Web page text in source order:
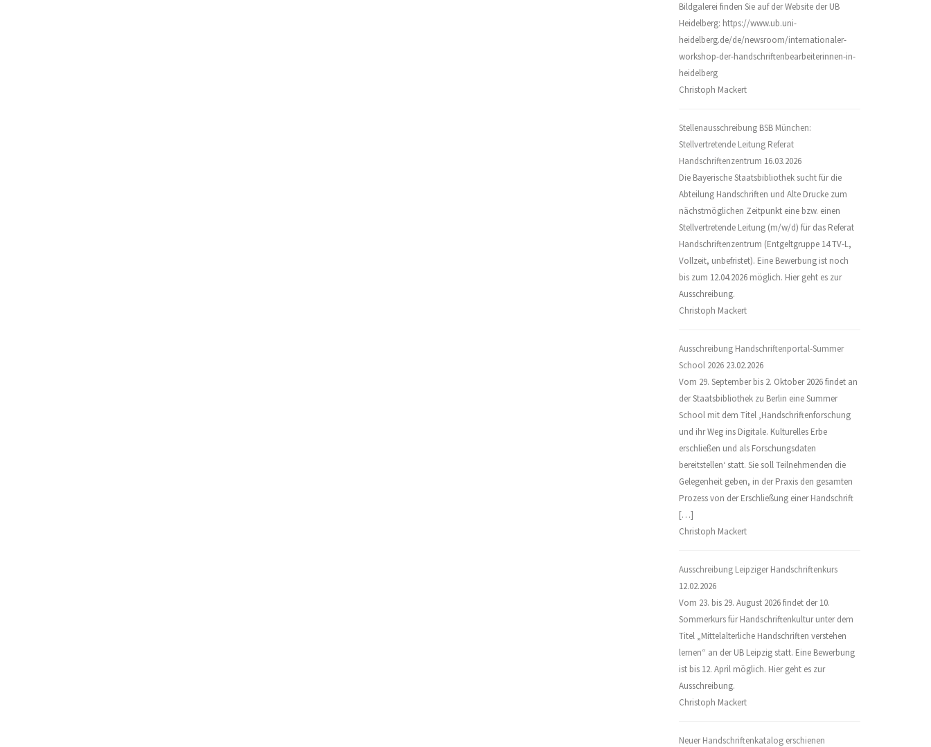
Bildgalerei finden Sie auf der Website der UB
Heidelberg: https://www.ub.uni-
heidelberg.de/de/newsroom/internationaler-
workshop-der-handschriftenbearbeiterinnen-in-
heidelberg
Christoph Mackert
Stellenausschreibung BSB München:
Stellvertretende Leitung Referat
Handschriftenzentrum 16.03.2026
Die Bayerische Staatsbibliothek sucht für die
Abteilung Handschriften und Alte Drucke zum
nächstmöglichen Zeitpunkt eine bzw. einen
Stellvertretende Leitung (m/w/d) für das Referat
Handschriftenzentrum (Entgeltgruppe 14 TV-L,
Vollzeit, unbefristet). Eine Bewerbung ist noch
bis zum 12.04.2026 möglich. Hier geht es zur
Ausschreibung.
Christoph Mackert
Ausschreibung Handschriftenportal-Summer
School 2026 23.02.2026
Vom 29. September bis 2. Oktober 2026 findet an
der Staatsbibliothek zu Berlin eine Summer
School mit dem Titel ‚Handschriftenforschung
und ihr Weg ins Digitale. Kulturelles Erbe
erschließen und als Forschungsdaten
bereitstellen‘ statt. Sie soll Teilnehmenden die
Gelegenheit geben, in der Praxis den gesamten
Prozess von der Erschließung einer Handschrift
[…]
Christoph Mackert
Ausschreibung Leipziger Handschriftenkurs
12.02.2026
Vom 23. bis 29. August 2026 findet der 10.
Sommerkurs für Handschriftenkultur unter dem
Titel „Mittelalterliche Handschriften verstehen
lernen“ an der UB Leipzig statt. Eine Bewerbung
ist bis 12. April möglich. Hier geht es zur
Ausschreibung.
Christoph Mackert
Neuer Handschriftenkatalog erschienen